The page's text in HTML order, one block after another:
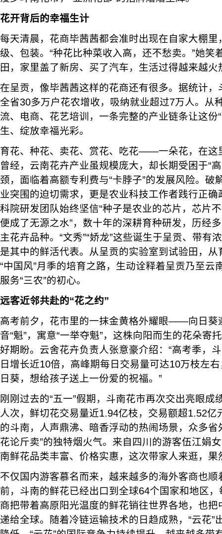
花开背后的幸福生计
每天清晨，花商毕茜茜都会准时出现在自家大棚
级、包装。“种花比种菜收入高，还不愁卖。”她笑
田，家里盖了新房、买了汽车，生活过得越来越火
在呈贡，像毕茜茜这样的花商还有很多。据统计
全省30多万户花农增收，吸纳就业超过7万人。从
流、电商、花艺培训，一条完整的产业链条让这份
生、绽放幸福光彩。
育花、种花、卖花、赏花、吃花——一朵花，在这
曾经，云南花卉产业虽规模庞大，却长期受困于“
颈，面临着高额专利费与“卡脖子”的发展风险。破
业突围的迫切需求，更是农业科技工作者践行正
科院研发团队始终坚信“种子是农业的芯片，芯片
便成了无源之水”，数十年的深耕育种研发，历经
主花卉品种。“文秀”“娇龙”这些诞生于呈贡、带有
是其中的鲜活代表。从呈贡的实验室到试验田，
“中国风”月季的培育之路，生动诠释着呈贡乃至云
服务“三农”的初心。
远客近邻共赴的“花之约”
高考前夕，花市里的一抹金黄格外耀眼——向日葵
音“魁”，寓意“一举夺魁”，这株向阳而生的花朵寄
好期盼。云舍花卉负责人张意豪介绍：“高考季，
日增长近10倍，高峰期每日交易量可达10万枝左
日葵，想给孩子送上一份爱的祝福。”
刚刚过去的“五一”假期，斗南花市再次交出亮眼成
人次，鲜切花交易量近1.94亿枝，交易额超1.52亿
的斗南，人声鼎沸、暗香浮动的热闹场景，众多省
花论斤卖”的独特烟火气。来自四川的游客伍江娟
南鲜花品类丰富、价格实惠，这次带家人来逛，果
不仅国内游客慕名而来，越来越多的海外客商也
前，斗南的鲜花已经出口到全球64个国家和地区
商把带着高原阳光温度的鲜花销往世界各地，也
递给全球。随着冷链运输技术的日趋成熟，“云花”